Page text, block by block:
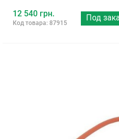
12 540 грн.
Код товара: 87915
Под